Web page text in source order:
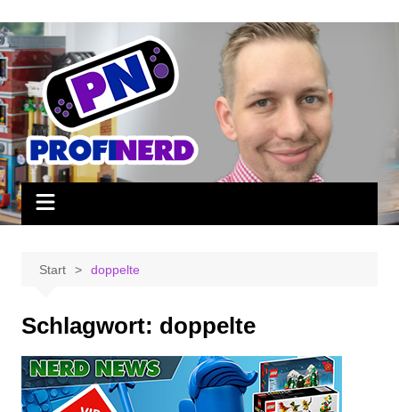
Inhalt
springen
Start doppelte
Schlagwort: doppelte